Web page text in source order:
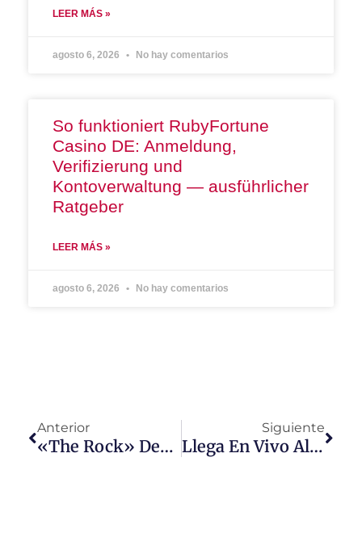
LEER MÁS »
agosto 6, 2026 No hay comentarios
So funktioniert RubyFortune
Casino DE: Anmeldung,
Verifizierung und
Kontoverwaltung — ausführlicher
Ratgeber
LEER MÁS »
agosto 6, 2026 No hay comentarios
Anterior
«The Rock» Desafía Todos Los Límites En Studio Universal
Siguiente
Llega En Vivo Alfombra Roja Emmy Awards 2022